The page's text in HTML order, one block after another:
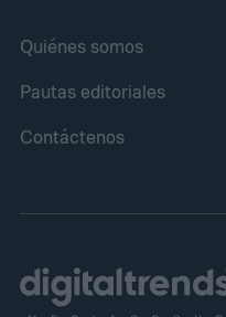
Quiénes somos
Pautas editoriales
Contáctenos